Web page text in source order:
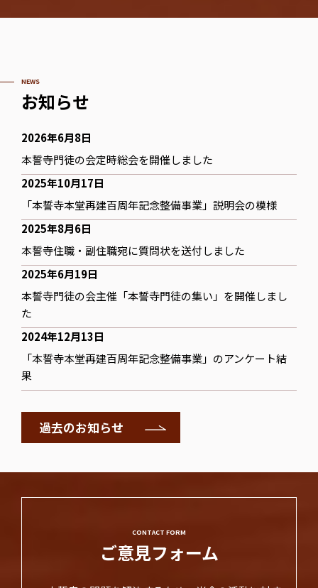
NEWS
お知らせ
本誓寺門徒の会定時総会を開催しました
2026年6月8日
「本誓寺本堂再建百周年記念整備事業」説明会の模様
2025年10月17日
本誓寺住職・副住職宛に質問状を送付しました
2025年8月6日
本誓寺門徒の会主催「本誓寺門徒の集い」を開催しまし
た
2025年6月19日
「本誓寺本堂再建百周年記念整備事業」のアンケート結
果
2024年12月13日
過去のお知らせ
CONTACT FORM
ご意見フォーム